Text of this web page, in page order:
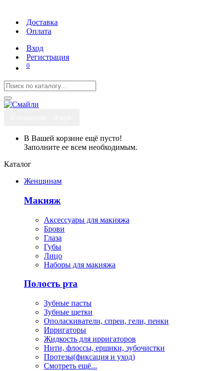
Доставка
Оплата
Вход
Регистрация
0
В Вашей корзине ещё пусто!
Заполните ее всем необходимым.
Каталог
Женщинам
Макияж
Аксессуары для макияжа
Брови
Глаза
Губы
Лицо
Наборы для макияжа
Полость рта
Зубные пасты
Зубные щетки
Ополаскиватели, спреи, гели, пенки
Ирригаторы
Жидкость для ирригаторов
Нити, флоссы, ершики, зубочистки
Протезы(фиксация и уход)
Смотреть ещё...